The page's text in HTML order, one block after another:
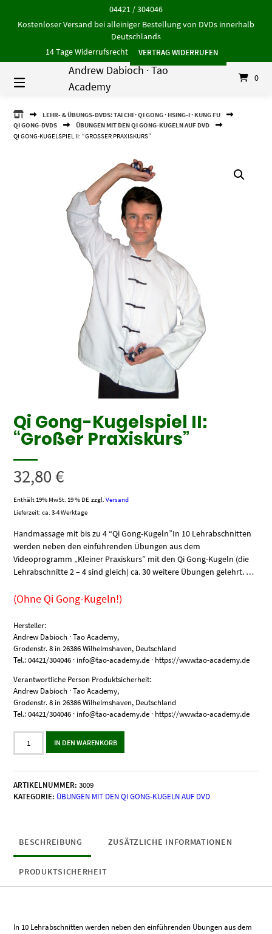
Inhalt
04421 / 304046
Kostenloser Versand bei alleiniger Bestellung von DVDs innerhalb
Deutschlands
14 Tage Widerrufsrecht
VERTRAG WIDERRUFEN
Andrew Dabioch · Tao
Academy
0
ANDREW
DABIOCH
·
LEHR- & ÜBUNGS-DVDS: TAI CHI · QI GONG · HSING-I · KUNG FU
QI GONG-DVDS
ÜBUNGEN MIT DEN QI GONG-KUGELN AUF DVD
QI GONG-KUGELSPIEL II: “GROSSER PRAXISKURS”
Qi Gong-Kugelspiel II:
“Großer Praxiskurs”
32,80€
Enthält 19% MwSt. 19 % DE zzgl.Versand
Lieferzeit: ca. 3-4 Werktage
Handmassage mit bis zu 4 “Qi Gong-Kugeln”In 10 Lehrabschnitten
werden neben den einführenden Übungen aus dem
Videoprogramm „Kleiner Praxiskurs” mit den Qi Gong-Kugeln (die
Lehrabschnitte 2 – 4 sind gleich) ca. 30 weitere Übungen gelehrt. …
(Ohne Qi Gong-Kugeln!)
Hersteller:
Andrew Dabioch · Tao Academy,
Grodenstr. 8 in 26386 Wilhelmshaven, Deutschland
Tel.: 04421/304046 · info@tao-academy.de · https://www.tao-academy.de
Verantwortliche Person Produktsicherheit:
Andrew Dabioch · Tao Academy,
Grodenstr. 8 in 26386 Wilhelmshaven, Deutschland
Tel.: 04421/304046 · info@tao-academy.de · https://www.tao-academy.de
Qi
Gong-
II:
"Großer
Praxiskurs"
IN DEN WARENKORB
ARTIKELNUMMER: 3009
KATEGORIE: ÜBUNGEN MIT DEN QI GONG-KUGELN AUF DVD
BESCHREIBUNG ZUSÄTZLICHE INFORMATIONEN
PRODUKTSICHERHEIT
In 10 Lehrabschnitten werden neben den einführenden Übungen aus dem